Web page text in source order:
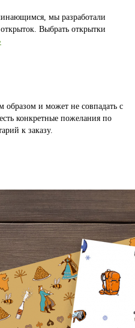
мы разработали
Выбрать открытки
образом и может не совпадать с
конкретные пожелания по
к заказу.